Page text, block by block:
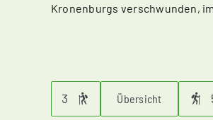
Kronenburgs verschwunden,
3 Übersicht